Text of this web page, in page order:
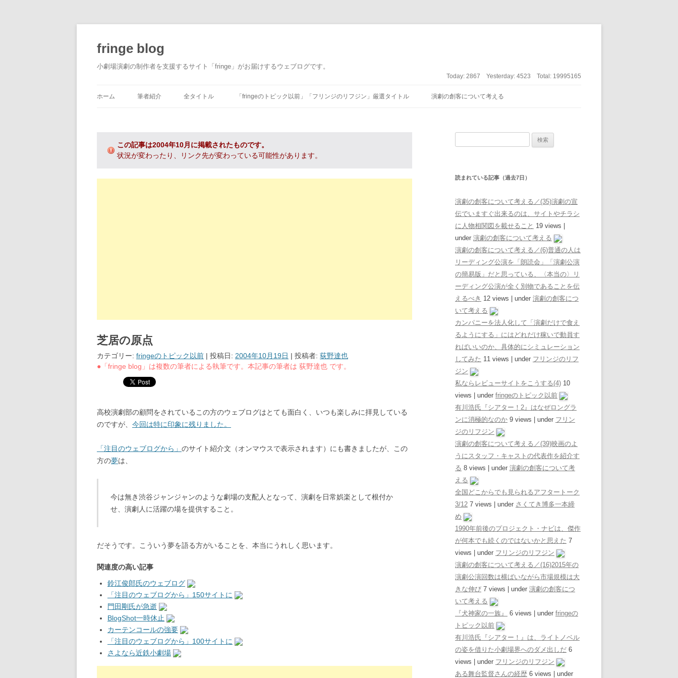
fringe blog
小劇場演劇の制作者を支援するサイト「fringe」がお届けするウェブログです。
Today: 2867 Yesterday: 4523 Total: 19995165
ホーム 筆者紹介 全タイトル 「fringeのトピック以前」「フリンジのリフジン」厳選タイトル 演劇の創客について考える
この記事は2004年10月に掲載されたものです。
状況が変わったり、リンク先が変わっている可能性があります。
芝居の原点
カテゴリー: fringeのトピック以前 | 投稿日: 2004年10月19日 | 投稿者: 荻野達也
●「fringe blog」は複数の筆者による執筆です。本記事の筆者は 荻野達也 です。
高校演劇部の顧問をされているこの方のウェブログはとても面白く、いつも楽しみに拝見している
のですが、 今回は特に印象に残りました。
「注目のウェブログから」 のサイト紹介文（オンマウスで表示されます）にも書きましたが、この
方の夢は、
今は無き渋谷ジャンジャンのような劇場の支配人となって、演劇を日常娯楽として根付か
せ、演劇人に活躍の場を提供すること。
だそうです。こういう夢を語る方がいることを、本当にうれしく思います。
関連度の高い記事
鈴江俊郎氏のウェブログ
「注目のウェブログから」150サイトに
門田剛氏が急逝
BlogShot一時休止
カーテンコールの強要
「注目のウェブログから」100サイトに
さよなら近鉄小劇場
読まれている記事（過去7日）
演劇の創客について考える／(35)演劇の宣
伝でいますぐ出来るのは、サイトやチラシ
に人物相関図を載せること 19 views
under 演劇の創客について考える
演劇の創客について考える／(6)普通の人は
リーディング公演を「朗読会」「演劇公演
の簡易版」だと思っている、〈本当の〉リ
ーディング公演が全く別物であることを伝
えるべき 12 views under 演劇の創客につ
いて考える
カンパニーを法人化して「演劇だけで食え
るようにする」にはどれだけ稼いで動員す
ればいいのか、具体的にシミュレーション
してみた 11 views under フリンジのリフ
ジン
私ならレビューサイトをこうする(4) 10
views
under fringeのトピック以前
有川浩氏『シアター！2』はなぜロングラ
ンに消極的なのか 9 views under フリン
ジのリフジン
演劇の創客について考える／(39)映画のよ
うにスタッフ・キャストの代表作を紹介す
る 8 views under 演劇の創客について考
える
全国どこからでも見られるアフタートーク
3/12 7 views under さくてき博多一本締
め
1990年前後のプロジェクト・ナビは、傑作
が何本でも続くのではないかと思えた 7
views
under フリンジのリフジン
演劇の創客について考える／(16)2015年の
演劇公演回数は横ばいながら市場規模は大
きな伸び 7 views under 演劇の創客につ
いて考える
『犬神家の一族』
6 views under fringeの
トピック以前
有川浩氏『シアター！』は、ライトノベル
の姿を借りた小劇場界へのダメ出しだ 6
views
under フリンジのリフジン
ある舞台監督さんの経歴 6 views
under